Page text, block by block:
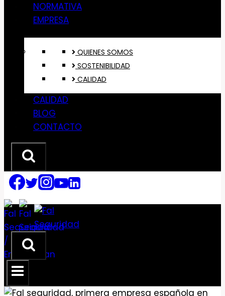
NORMATIVA
EMPRESA
QUIENES SOMOS
SOSTENIBILIDAD
CALIDAD
CALIDAD
BLOG
CONTACTO